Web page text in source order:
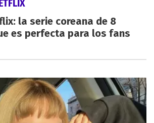
la serie coreana de 8
es perfecta para los fans